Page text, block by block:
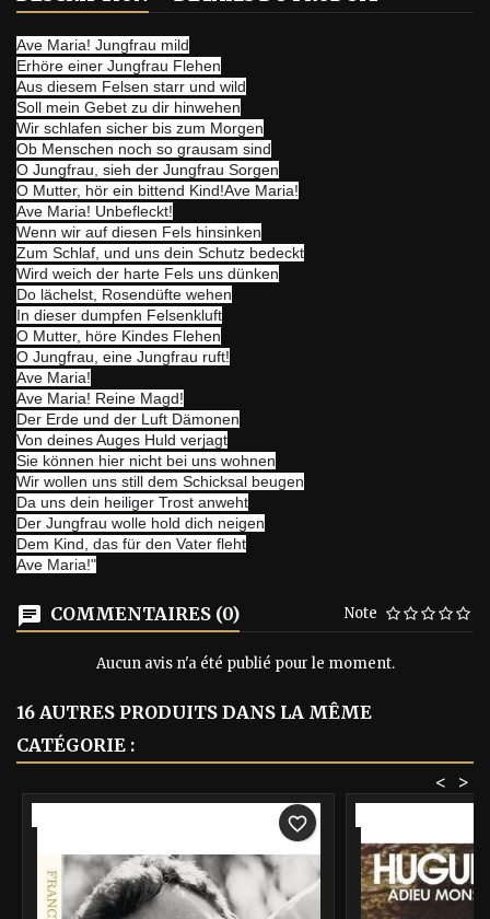
Ave Maria! Jungfrau mild
Erhöre einer Jungfrau Flehen
Aus diesem Felsen starr und wild
Soll mein Gebet zu dir hinwehen
Wir schlafen sicher bis zum Morgen
Ob Menschen noch so grausam sind
O Jungfrau, sieh der Jungfrau Sorgen
O Mutter, hör ein bittend Kind!Ave Maria!
Ave Maria! Unbefleckt!
Wenn wir auf diesen Fels hinsinken
Zum Schlaf, und uns dein Schutz bedeckt
Wird weich der harte Fels uns dünken
Do lächelst, Rosendüfte wehen
In dieser dumpfen Felsenkluft
O Mutter, höre Kindes Flehen
O Jungfrau, eine Jungfrau ruft!
Ave Maria!
Ave Maria! Reine Magd!
Der Erde und der Luft Dämonen
Von deines Auges Huld verjagt
Sie können hier nicht bei uns wohnen
Wir wollen uns still dem Schicksal beugen
Da uns dein heiliger Trost anweht
Der Jungfrau wolle hold dich neigen
Dem Kind, das für den Vater fleht
Ave Maria!"
COMMENTAIRES (0) Note
Aucun avis n'a été publié pour le moment.
16 AUTRES PRODUITS DANS LA MÊME
CATÉGORIE :
>
<
favorite_border